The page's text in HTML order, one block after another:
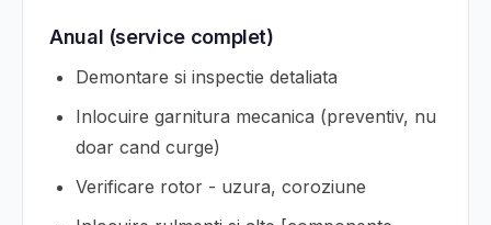
Anual (service complet)
Demontare si inspectie detaliata
Inlocuire garnitura mecanica (preventiv, nu
doar cand curge)
Verificare rotor - uzura, coroziune